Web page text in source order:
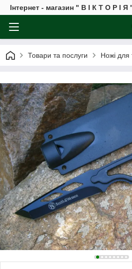
Інтернет - магазин " В І К Т О Р І Я
Товари та послуги Ножі для